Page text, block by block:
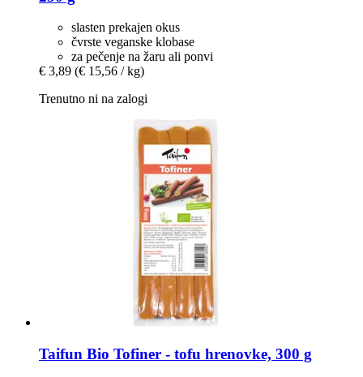
slasten prekajen okus
čvrste veganske klobase
za pečenje na žaru ali ponvi
€ 3,89 (€ 15,56 / kg)
Trenutno ni na zalogi
Taifun Bio Tofiner -​ tofu hrenovke, 300 g